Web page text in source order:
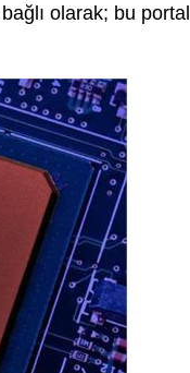
olarak; bu portal